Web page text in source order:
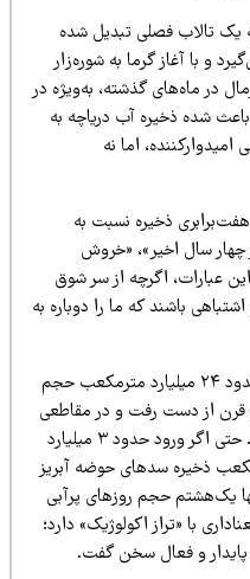
فصلی تبدیل شده
آغاز گرما به شوره‌زار
گذشته، به‌ویژه در
ذخیره آب دریاچه به
اما نه
ذخیره نسبت به
اخیر»، «خروش
اگرچه از سر شوق
باشند که ما را دوباره به
دریاچه ارومیه در روزهای پرآب خود، حدود ۲۴ میلیارد مترمکعب حجم
دست رفت و در مقاطعی
به کمتر از یک میلیارد مترمکعب رسید. حتی اگر ورود حدود ۳ میلیارد
سدهای حوضه آبریز
حجم روزهای پرآبی
«تراز اکولوژیک» دارد؛
و فعال سخن گفت.